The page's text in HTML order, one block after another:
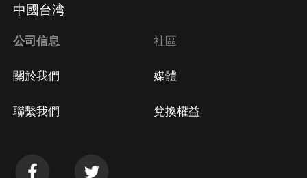
中國台湾
公司信息
關於我們
聯繫我們
社區
媒體
兌換權益